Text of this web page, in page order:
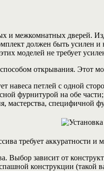
и межкомнатных дверей.
должен быть усилен
моделей не требует
открывания. Этот
навеса петлей с одной
фурнитурой на обе части;
мастерства, специфичной
требует аккуратности и
Выбор зависит от
конструкции (такой